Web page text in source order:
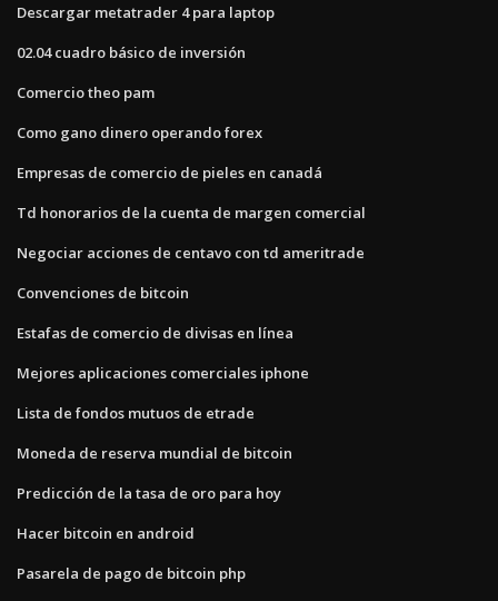
Descargar metatrader 4 para laptop
02.04 cuadro básico de inversión
Comercio theo pam
Como gano dinero operando forex
Empresas de comercio de pieles en canadá
Td honorarios de la cuenta de margen comercial
Negociar acciones de centavo con td ameritrade
Convenciones de bitcoin
Estafas de comercio de divisas en línea
Mejores aplicaciones comerciales iphone
Lista de fondos mutuos de etrade
Moneda de reserva mundial de bitcoin
Predicción de la tasa de oro para hoy
Hacer bitcoin en android
Pasarela de pago de bitcoin php